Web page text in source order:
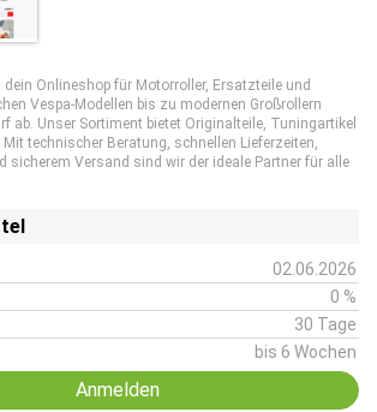
Onlineshop für Motorroller, Ersatzteile und
Vespa-Modellen bis zu modernen Großrollern
ab. Unser Sortiment bietet Originalteile, Tuningartikel
Mit technischer Beratung, schnellen Lieferzeiten,
sicherem Versand sind wir der ideale Partner für alle
02.06.2026
0 %
30 Tage
bis 6 Wochen
Anmelden